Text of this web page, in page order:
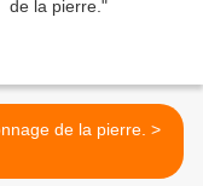
Façonnage de la pierre. >